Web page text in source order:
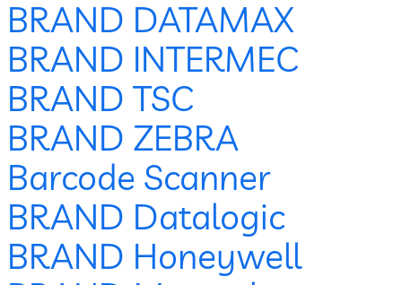
BRAND DATAMAX
BRAND INTERMEC
BRAND TSC
BRAND ZEBRA
Barcode Scanner
BRAND Datalogic
BRAND Honeywell